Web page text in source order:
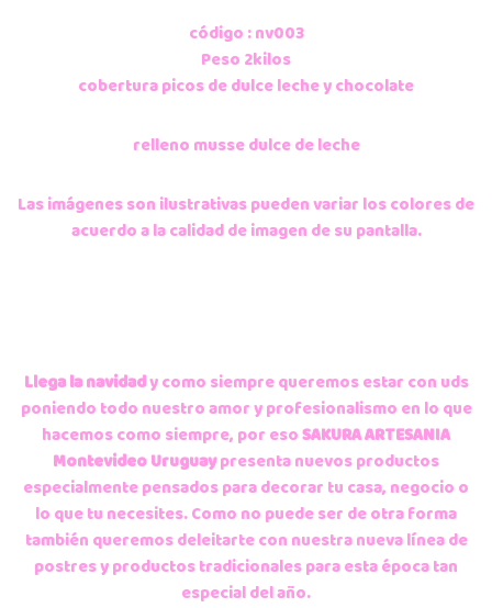
código : nv003
Peso 2kilos
cobertura picos de dulce leche y chocolate
relleno musse dulce de leche
Las imágenes son ilustrativas pueden variar los colores de
acuerdo a la calidad de imagen de su pantalla.
Llega la navidady como siempre queremos estar con uds
poniendo todo nuestro amor y profesionalismo en lo que
hacemos como siempre, por esoSAKURA ARTESANIA
Montevideo Uruguaypresenta nuevos productos
especialmente pensados para decorar tu casa, negocio o
lo que tu necesites. Como no puede ser de otra forma
también queremos deleitarte con nuestra nueva línea de
postres y productos tradicionales para esta época tan
especial del año.